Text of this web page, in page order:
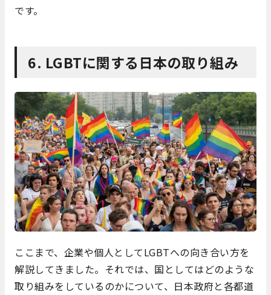
です。
6. LGBTに関する日本の取り組み
ここまで、企業や個人としてLGBTへの向き合い方を
解説してきました。それでは、国としてはどのような
取り組みをしているのかについて、日本政府と各都道